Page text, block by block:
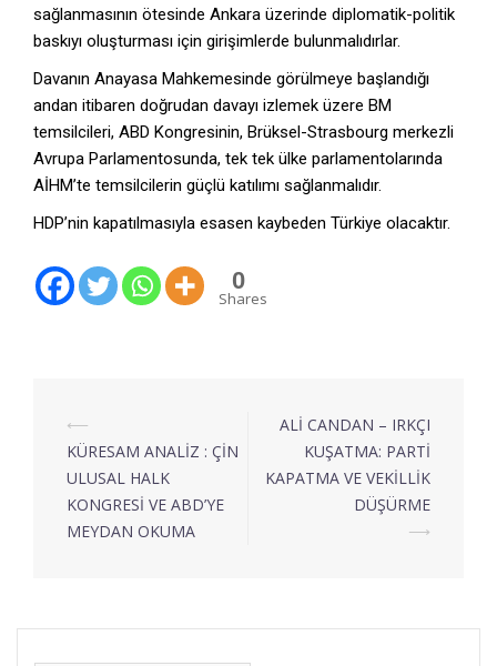
sağlanmasının ötesinde Ankara üzerinde diplomatik-politik
baskıyı oluşturması için girişimlerde bulunmalıdırlar.
Davanın Anayasa Mahkemesinde görülmeye başlandığı
andan itibaren doğrudan davayı izlemek üzere BM
temsilcileri, ABD Kongresinin, Brüksel-Strasbourg merkezli
Avrupa Parlamentosunda, tek tek ülke parlamentolarında
AİHM’te temsilcilerin güçlü katılımı sağlanmalıdır.
HDP’nin kapatılmasıyla esasen kaybeden Türkiye olacaktır.
0
Shares
⟵
KÜRESAM ANALİZ : ÇİN
ULUSAL HALK
KONGRESİ VE ABD’YE
MEYDAN OKUMA
ALİ CANDAN – IRKÇI
KUŞATMA: PARTİ
KAPATMA VE VEKİLLİK
DÜŞÜRME
⟶